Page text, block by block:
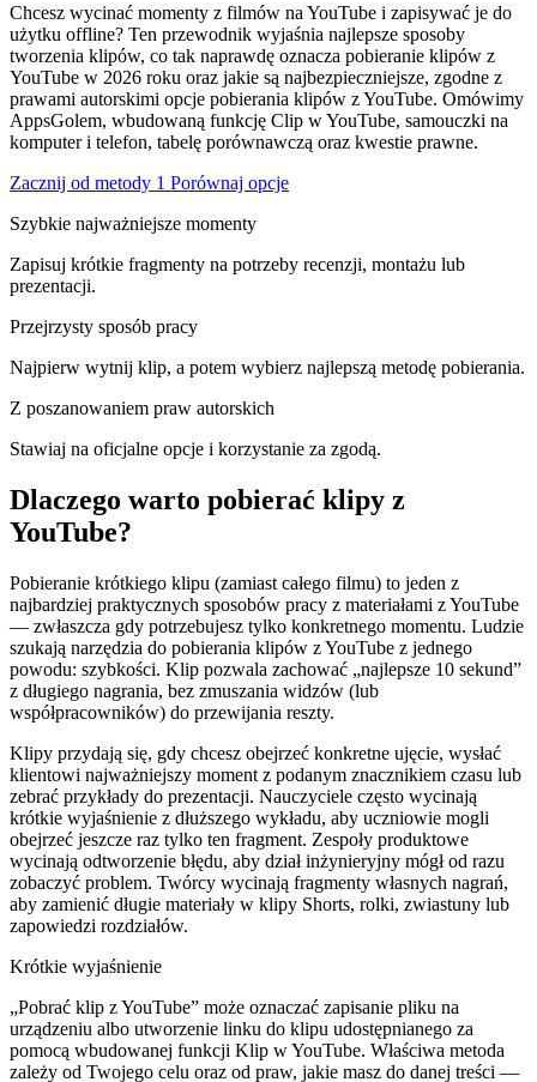
Chcesz wycinać momenty z filmów na YouTube i zapisywać je do
użytku offline? Ten przewodnik wyjaśnia najlepsze sposoby
tworzenia klipów, co tak naprawdę oznacza pobieranie klipów z
YouTube w 2026 roku oraz jakie są najbezpieczniejsze, zgodne z
prawami autorskimi opcje pobierania klipów z YouTube. Omówimy
AppsGolem, wbudowaną funkcję Clip w YouTube, samouczki na
komputer i telefon, tabelę porównawczą oraz kwestie prawne.
Zacznij od metody 1 Porównaj opcje
Szybkie najważniejsze momenty
Zapisuj krótkie fragmenty na potrzeby recenzji, montażu lub
prezentacji.
Przejrzysty sposób pracy
Najpierw wytnij klip, a potem wybierz najlepszą metodę pobierania.
Z poszanowaniem praw autorskich
Stawiaj na oficjalne opcje i korzystanie za zgodą.
Dlaczego warto pobierać klipy z
YouTube?
Pobieranie krótkiego klipu (zamiast całego filmu) to jeden z
najbardziej praktycznych sposobów pracy z materiałami z YouTube
— zwłaszcza gdy potrzebujesz tylko konkretnego momentu. Ludzie
szukają narzędzia do pobierania klipów z YouTube z jednego
powodu: szybkości. Klip pozwala zachować „najlepsze 10 sekund”
z długiego nagrania, bez zmuszania widzów (lub
współpracowników) do przewijania reszty.
Klipy przydają się, gdy chcesz obejrzeć konkretne ujęcie, wysłać
klientowi najważniejszy moment z podanym znacznikiem czasu lub
zebrać przykłady do prezentacji. Nauczyciele często wycinają
krótkie wyjaśnienie z dłuższego wykładu, aby uczniowie mogli
obejrzeć jeszcze raz tylko ten fragment. Zespoły produktowe
wycinają odtworzenie błędu, aby dział inżynieryjny mógł od razu
zobaczyć problem. Twórcy wycinają fragmenty własnych nagrań,
aby zamienić długie materiały w klipy Shorts, rolki, zwiastuny lub
zapowiedzi rozdziałów.
Krótkie wyjaśnienie
„Pobrać klip z YouTube” może oznaczać zapisanie pliku na
urządzeniu albo utworzenie linku do klipu udostępnianego za
pomocą wbudowanej funkcji Klip w YouTube. Właściwa metoda
zależy od Twojego celu oraz od praw, jakie masz do danej treści —